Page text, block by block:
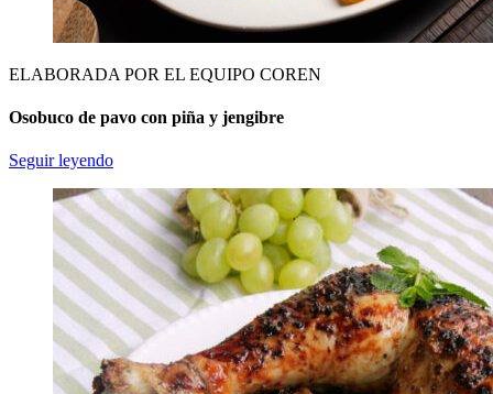
ELABORADA POR EL EQUIPO COREN
Osobuco de pavo con piña y jengibre
Seguir leyendo